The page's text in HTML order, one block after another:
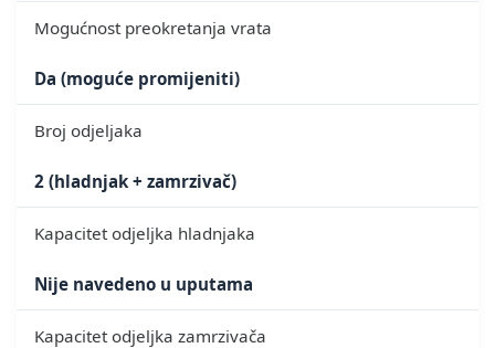
Mogućnost preokretanja vrata
Da (moguće promijeniti)
Broj odjeljaka
2 (hladnjak + zamrzivač)
Kapacitet odjeljka hladnjaka
Nije navedeno u uputama
Kapacitet odjeljka zamrzivača